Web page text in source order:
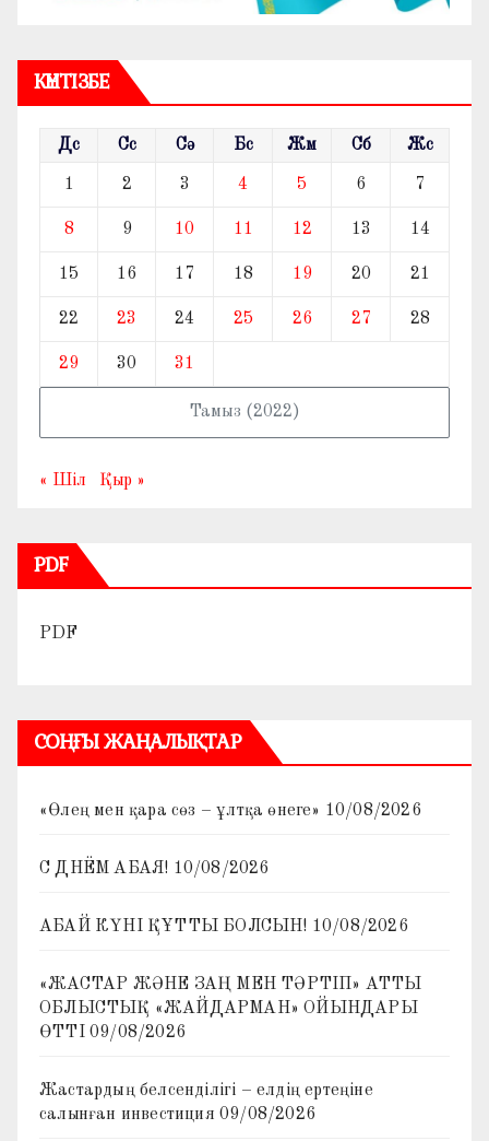
КҮНТІЗБЕ
Тамыз (2022)
Дс Сс Сә Бс Жм Сб Жс
1 2 3 4 5 6 7
8 9 10 11 12 13 14
15 16 17 18 19 20 21
22 23 24 25 26 27 28
29 30 31
« Шіл Қыр »
PDF
PDF
СОҢҒЫ ЖАҢАЛЫҚТАР
«Өлең мен қара сөз – ұлтқа өнеге» 10/08/2026
С ДНЁМ АБАЯ! 10/08/2026
АБАЙ КҮНІ ҚҰТТЫ БОЛСЫН! 10/08/2026
«ЖАСТАР ЖӘНЕ ЗАҢ МЕН ТӘРТІП» АТТЫ
ОБЛЫСТЫҚ «ЖАЙДАРМАН» ОЙЫНДАРЫ
ӨТТІ 09/08/2026
Жастардың белсенділігі – елдің ертеңіне
салынған инвестиция 09/08/2026